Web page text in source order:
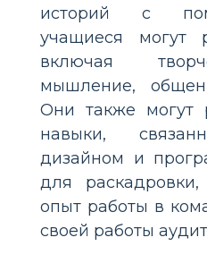
историй с
учащиеся могут
включая
мышление,
Они также могут
навыки,
дизайном и
для
опыт работы в
своей работы